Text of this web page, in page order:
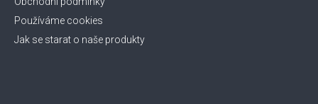
Používáme cookies
Jak se starat o naše produkty